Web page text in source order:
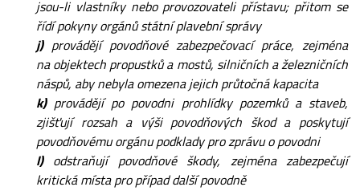
jsou-li vlastníky nebo provozovateli přístavu; přitom se
řídí pokyny orgánů státní plavební správy
j)provádějí povodňové zabezpečovací práce, zejména
na objektech propustků a mostů, silničních a železničních
náspů, aby nebyla omezena jejich průtočná kapacita
k)provádějí po povodni prohlídky pozemků a staveb,
zjišťují rozsah a výši povodňových škod a poskytují
povodňovému orgánu podklady pro zprávu o povodni
l)odstraňují povodňové škody, zejména zabezpečují
kritická místa pro případ další povodně